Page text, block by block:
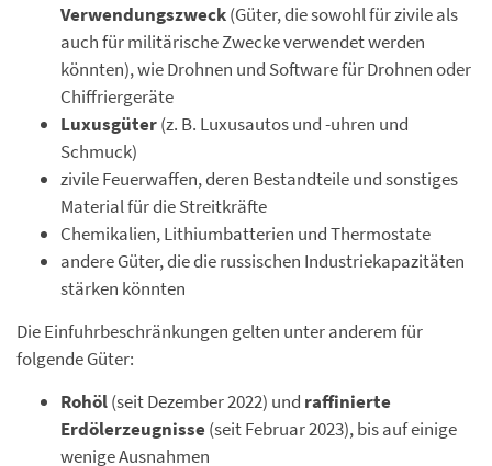
Verwendungszweck(Güter, die sowohl für zivile als
auch für militärische Zwecke verwendet werden
könnten), wie Drohnen und Software für Drohnen oder
Chiffriergeräte
Luxusgüter(z. B. Luxusautos und -uhren und
Schmuck)
zivile Feuerwaffen, deren Bestandteile und sonstiges
Material für die Streitkräfte
Chemikalien, Lithiumbatterien und Thermostate
andere Güter, die die russischen Industriekapazitäten
stärken könnten
Die Einfuhrbeschränkungen gelten unter anderem für
folgende Güter:
Rohöl(seit Dezember 2022) und raffinierte
Erdölerzeugnisse(seit Februar 2023), bis auf einige
wenige Ausnahmen